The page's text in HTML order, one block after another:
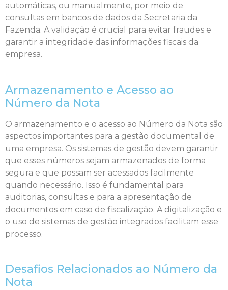
automáticas, ou manualmente, por meio de
consultas em bancos de dados da Secretaria da
Fazenda. A validação é crucial para evitar fraudes e
garantir a integridade das informações fiscais da
empresa.
Armazenamento e Acesso ao
Número da Nota
O armazenamento e o acesso ao Número da Nota são
aspectos importantes para a gestão documental de
uma empresa. Os sistemas de gestão devem garantir
que esses números sejam armazenados de forma
segura e que possam ser acessados facilmente
quando necessário. Isso é fundamental para
auditorias, consultas e para a apresentação de
documentos em caso de fiscalização. A digitalização e
o uso de sistemas de gestão integrados facilitam esse
processo.
Desafios Relacionados ao Número da
Nota